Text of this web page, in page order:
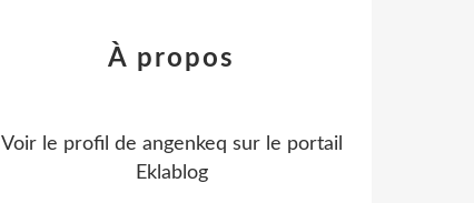
À propos
Voir le profil de angenkeq sur le portail
Eklablog